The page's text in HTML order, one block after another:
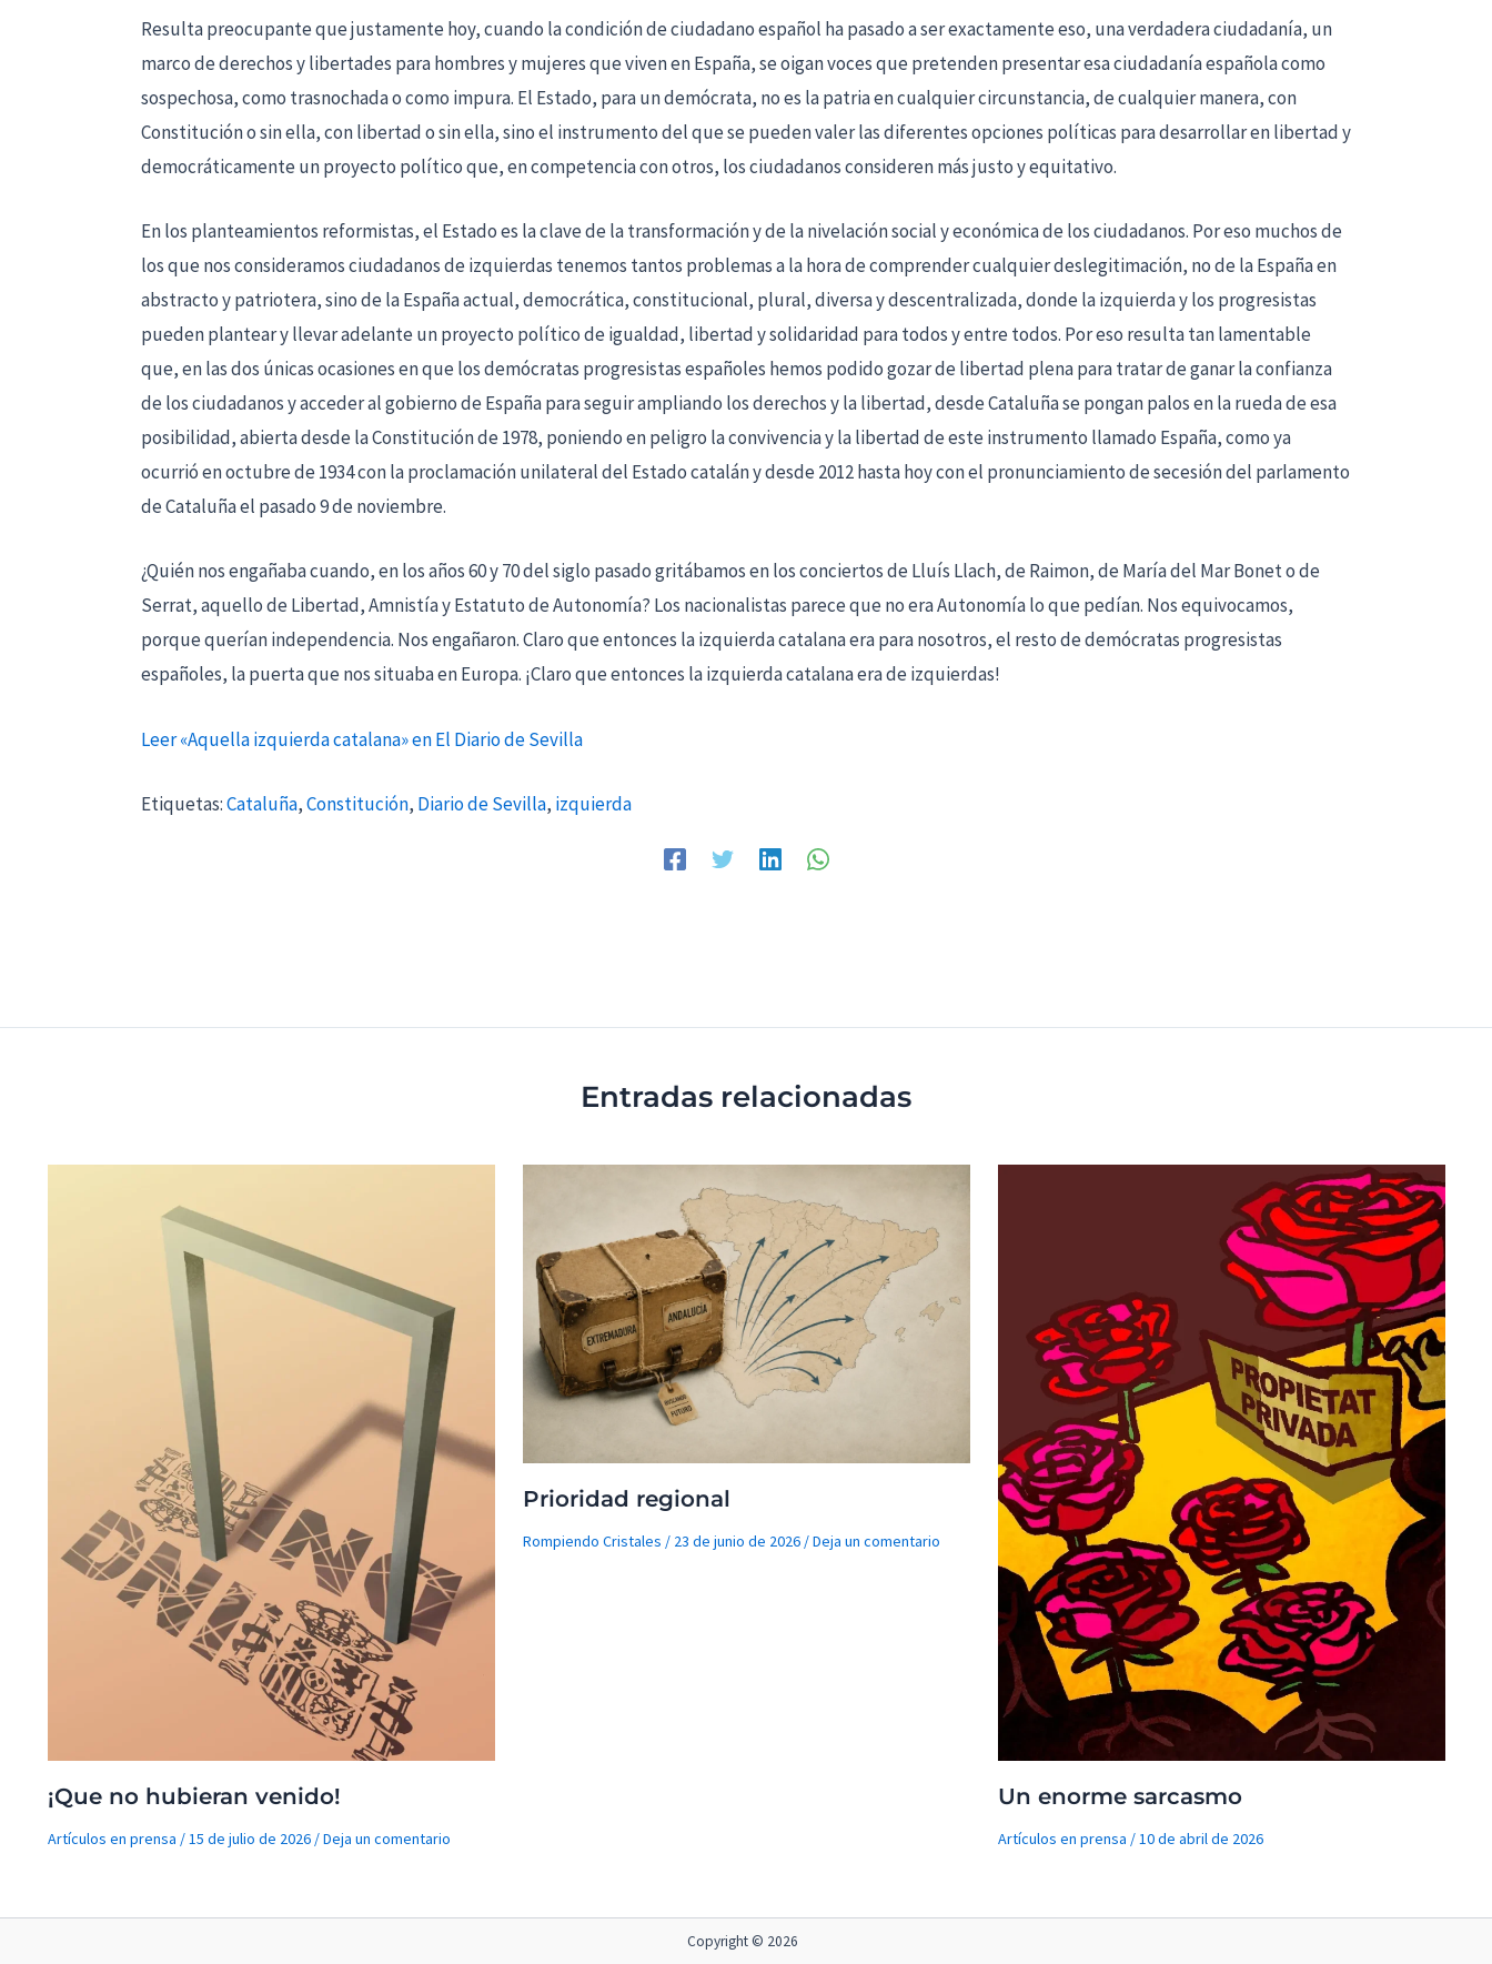
Resulta preocupante que justamente hoy, cuando la condición de ciudadano español ha pasado a ser exactamente eso, una verdadera ciudadanía, un
marco de derechos y libertades para hombres y mujeres que viven en España, se oigan voces que pretenden presentar esa ciudadanía española como
sospechosa, como trasnochada o como impura. El Estado, para un demócrata, no es la patria en cualquier circunstancia, de cualquier manera, con
Constitución o sin ella, con libertad o sin ella, sino el instrumento del que se pueden valer las diferentes opciones políticas para desarrollar en libertad y
democráticamente un proyecto político que, en competencia con otros, los ciudadanos consideren más justo y equitativo.
En los planteamientos reformistas, el Estado es la clave de la transformación y de la nivelación social y económica de los ciudadanos. Por eso muchos de
los que nos consideramos ciudadanos de izquierdas tenemos tantos problemas a la hora de comprender cualquier deslegitimación, no de la España en
abstracto y patriotera, sino de la España actual, democrática, constitucional, plural, diversa y descentralizada, donde la izquierda y los progresistas
pueden plantear y llevar adelante un proyecto político de igualdad, libertad y solidaridad para todos y entre todos. Por eso resulta tan lamentable
que, en las dos únicas ocasiones en que los demócratas progresistas españoles hemos podido gozar de libertad plena para tratar de ganar la confianza
de los ciudadanos y acceder al gobierno de España para seguir ampliando los derechos y la libertad, desde Cataluña se pongan palos en la rueda de esa
posibilidad, abierta desde la Constitución de 1978, poniendo en peligro la convivencia y la libertad de este instrumento llamado España, como ya
ocurrió en octubre de 1934 con la proclamación unilateral del Estado catalán y desde 2012 hasta hoy con el pronunciamiento de secesión del parlamento
de Cataluña el pasado 9 de noviembre.
¿Quién nos engañaba cuando, en los años 60 y 70 del siglo pasado gritábamos en los conciertos de Lluís Llach, de Raimon, de María del Mar Bonet o de
Serrat, aquello de Libertad, Amnistía y Estatuto de Autonomía? Los nacionalistas parece que no era Autonomía lo que pedían. Nos equivocamos,
porque querían independencia. Nos engañaron. Claro que entonces la izquierda catalana era para nosotros, el resto de demócratas progresistas
españoles, la puerta que nos situaba en Europa. ¡Claro que entonces la izquierda catalana era de izquierdas!
Leer «Aquella izquierda catalana» en El Diario de Sevilla
Etiquetas:Cataluña,Constitución, Diario de Sevilla, izquierda
Entradas relacionadas
¡Que no hubieran venido!
Artículos en prensa /15 de julio de 2026 /Deja un comentario
Prioridad regional
Rompiendo Cristales / 23 de junio de 2026 /Deja un comentario
Un enorme sarcasmo
Artículos en prensa /10 de abril de 2026
Copyright © 2026